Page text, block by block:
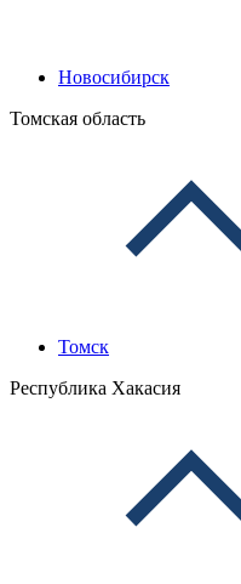
Новосибирск
Томская область
Томск
Республика Хакасия